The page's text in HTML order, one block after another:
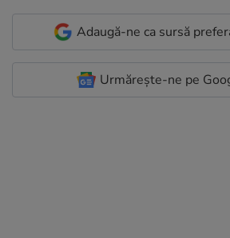
Adaugă-ne ca sursă
Urmărește-ne pe